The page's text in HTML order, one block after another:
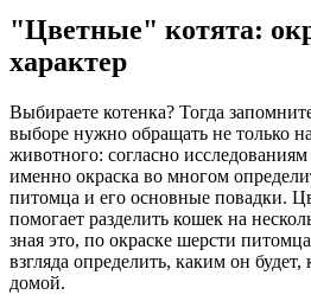
"Цветные" котята:
характер
Выбираете котенка? Тогда
выборе нужно обращать не только
животного: согласно
именно окраска во многом
питомца и его основные повадки.
помогает разделить кошек на
зная это, по окраске шерсти
взгляда определить, каким он будет,
домой.